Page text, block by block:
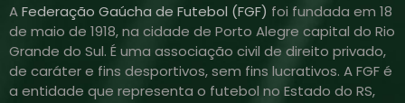
AFederação Gaúcha de Futebol (FGF) foi fundada em 18
de maio de 1918, na cidade de Porto Alegre capital do Rio
Grande do Sul. É uma associação civil de direito privado,
de caráter e fins desportivos, sem fins lucrativos. A FGF é
a entidade que representa o futebol no Estado do RS,